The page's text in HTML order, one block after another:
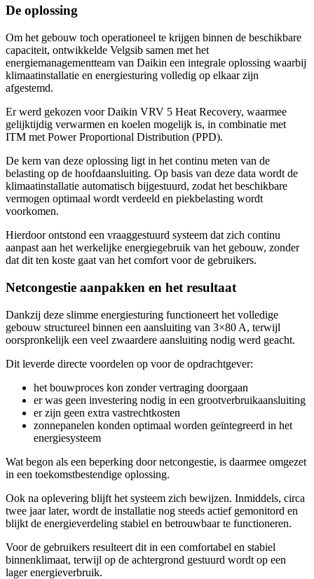
De oplossing
Om het gebouw toch operationeel te krijgen binnen de beschikbare
capaciteit, ontwikkelde Velgsib samen met het
energiemanagementteam van Daikin een integrale oplossing waarbij
klimaatinstallatie en energiesturing volledig op elkaar zijn
afgestemd.
Er werd gekozen voor Daikin VRV 5 Heat Recovery, waarmee
gelijktijdig verwarmen en koelen mogelijk is, in combinatie met
ITM met Power Proportional Distribution (PPD).
De kern van deze oplossing ligt in het continu meten van de
belasting op de hoofdaansluiting. Op basis van deze data wordt de
klimaatinstallatie automatisch bijgestuurd, zodat het beschikbare
vermogen optimaal wordt verdeeld en piekbelasting wordt
voorkomen.
Hierdoor ontstond een vraaggestuurd systeem dat zich continu
aanpast aan het werkelijke energiegebruik van het gebouw, zonder
dat dit ten koste gaat van het comfort voor de gebruikers.
Netcongestie aanpakken en het resultaat
Dankzij deze slimme energiesturing functioneert het volledige
gebouw structureel binnen een aansluiting van 3×80 A, terwijl
oorspronkelijk een veel zwaardere aansluiting nodig werd geacht.
Dit leverde directe voordelen op voor de opdrachtgever:
het bouwproces kon zonder vertraging doorgaan
er was geen investering nodig in een grootverbruikaansluiting
er zijn geen extra vastrechtkosten
zonnepanelen konden optimaal worden geïntegreerd in het
energiesysteem
Wat begon als een beperking door netcongestie, is daarmee omgezet
in een toekomstbestendige oplossing.
Ook na oplevering blijft het systeem zich bewijzen. Inmiddels, circa
twee jaar later, wordt de installatie nog steeds actief gemonitord en
blijkt de energieverdeling stabiel en betrouwbaar te functioneren.
Voor de gebruikers resulteert dit in een comfortabel en stabiel
binnenklimaat, terwijl op de achtergrond gestuurd wordt op een
lager energieverbruik.